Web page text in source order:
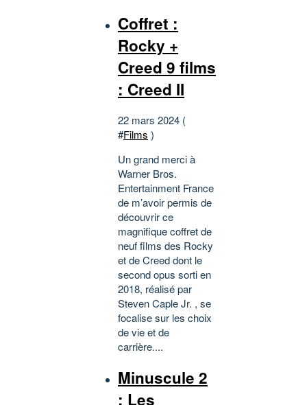
Coffret :
Rocky +
Creed 9 films
: Creed II
22 mars 2024 (
#Films )
Un grand merci à
Warner Bros.
Entertainment France
de m’avoir permis de
découvrir ce
magnifique coffret de
neuf films des Rocky
et de Creed dont le
second opus sorti en
2018, réalisé par
Steven Caple Jr. , se
focalise sur les choix
de vie et de
carrière....
Minuscule 2
: Les